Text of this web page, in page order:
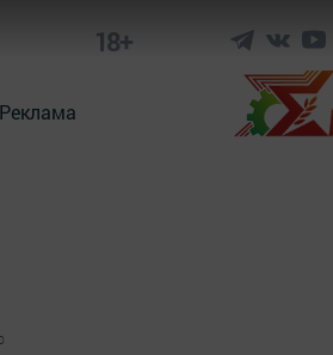
18+
Реклама